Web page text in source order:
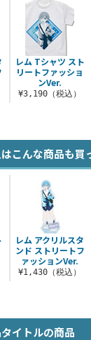
レム Tシャツ スト
リートファッショ
ンVer.
¥3,190（税込）
こんな商品も買
レム アクリルスタ
ンド ストリートフ
ァッションVer.
¥1,430（税込）
イトルの商品